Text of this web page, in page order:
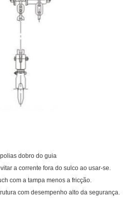
dobro do guia
a corrente fora do sulco ao usar-se.
com a tampa menos a fricção.
com desempenho alto da segurança.